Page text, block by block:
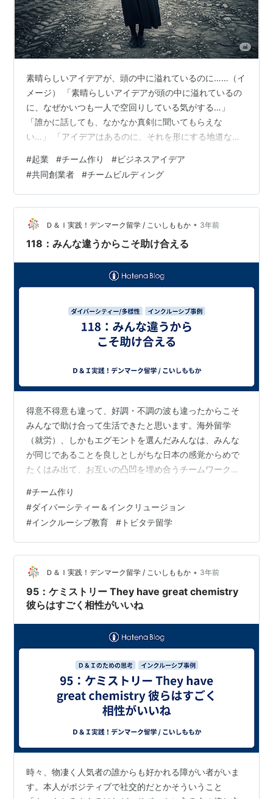
素晴らしいアイデアが、頭の中に溢れているのに……（イ
メージ） 「素晴らしいアイデアが頭の中に溢れているの
に、なぜかいつも一人で空回りしている気がする…」
「誰かに話しても、なかなか真剣に聞いてもらえな
い…」 「アイデアはあるのに、それを形にする地道な作
んな悩みを抱える「孤高のアイデアマン」なら、この記
事はきっと役立つはずです。 画期的なアイデアを生み出
す才能は、ビジネスにおいてかけがえのない宝です。し
かし、そのアイデアを「継続的に発展させる」ために
は、往々にして異なる才能やスキルが必要です。一人で
全てを抱え込むのは至難の業。だからこそ、最強の…
#起業 #チーム作り #ビジネスアイデア
#共同創業者 #チームビルディング
Ｄ＆Ｉ実践！デンマーク留学 / こいしももか • 3年前
118：みんな違うからこそ助け合える
得意不得意も違って、好調・不調の波も違ったからこそ
みんなで助け合って生活できたと思います。海外留学
（就労）、しかもエグモントを選んだみんなは、みんな
が同じであることを良しとしがちな日本の感覚からめで
たくはみ出て、お互いの凸凹を埋め合うチームワークを
で見る Momo｜D&I
Coordinate(@momooo_dandi_coordinate)がシェアした
投稿
#チーム作り
#ダイバーシティー＆インクリュージョン
#インクルーシブ教育 # トビタテ留学
Ｄ＆Ｉ実践！デンマーク留学 / こいしももか • 3年前
95：ケミストリー They have great chemistry
彼らはすごく相性がいいね
時々、物凄く人気者の誰からも好かれる障がい者がいま
す。本人がポジティブで社交的だとかそういうこと